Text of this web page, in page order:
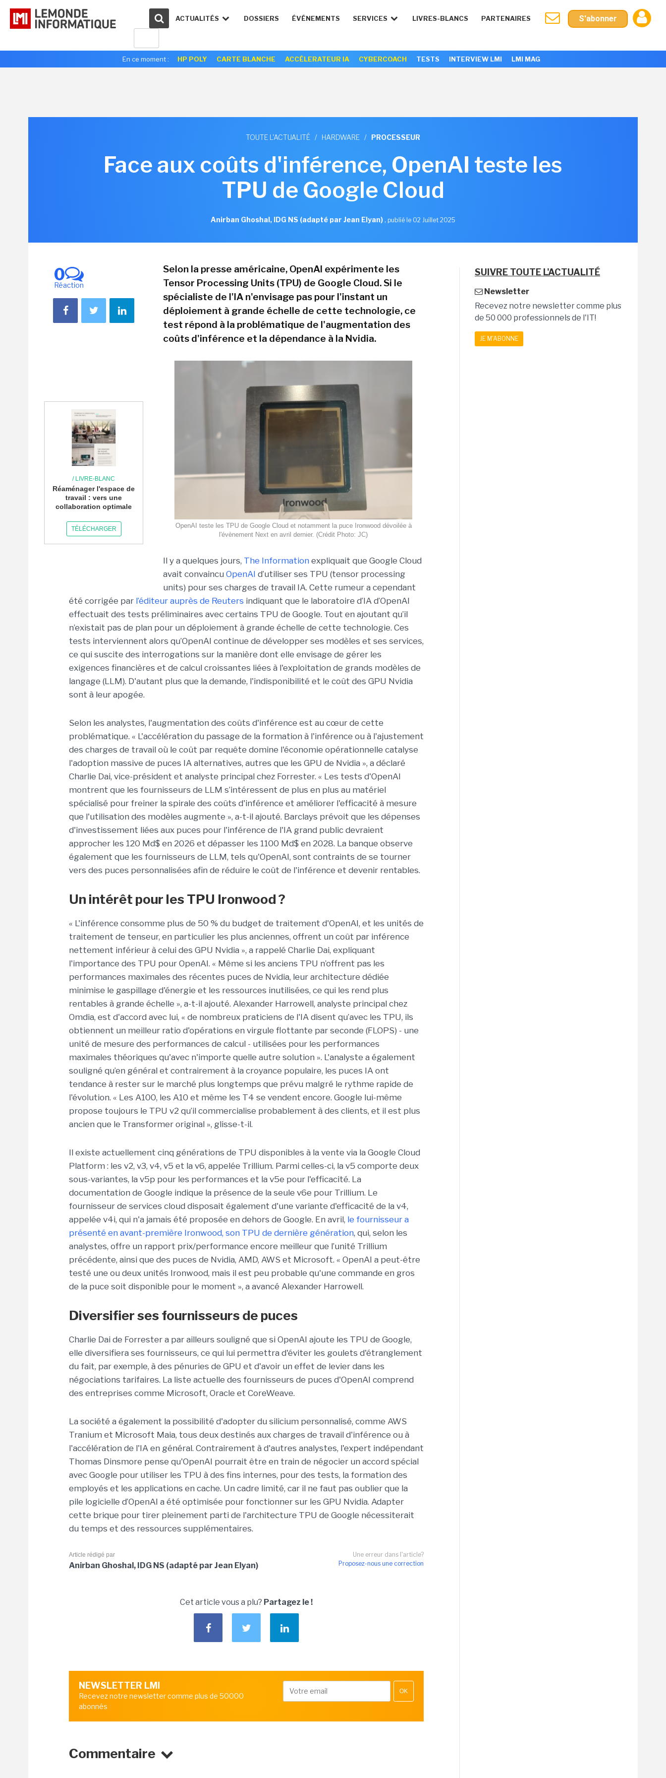
ACTUALITÉS DOSSIERS ÉVÉNEMENTS SERVICES LIVRES-BLANCS PARTENAIRES S'abonner
En ce moment : HP POLY CARTE BLANCHE ACCÉLERATEUR IA CYBERCOACH TESTS INTERVIEW LMI LMI MAG
TOUTE L'ACTUALITÉ / HARDWARE / PROCESSEUR
Face aux coûts d'inférence, OpenAI teste les
TPU de Google Cloud
Anirban Ghoshal, IDG NS (adapté par Jean Elyan), publié le 02 Juillet 2025
0
Réaction
/ LIVRE-BLANC
Réaménager l'espace de
travail : vers une
collaboration optimale
TÉLÉCHARGER
Selon la presse américaine, OpenAI expérimente les
Tensor Processing Units (TPU) de Google Cloud. Si le
spécialiste de l'IA n'envisage pas pour l'instant un
déploiement à grande échelle de cette technologie, ce
test répond à la problématique de l'augmentation des
coûts d'inférence et la dépendance à la Nvidia.
OpenAI teste les TPU de Google Cloud et notamment la puce Ironwood dévoilée à
l'évènement Next en avril dernier. (Crédit Photo: JC)
Il y a quelques jours, The Information expliquait que Google Cloud
avait convaincu OpenAI d’utiliser ses TPU (tensor processing
units) pour ses charges de travail IA. Cette rumeur a cependant
été corrigée par l’éditeur auprès de Reuters indiquant que le laboratoire d’IA d’OpenAI
effectuait des tests préliminaires avec certains TPU de Google. Tout en ajoutant qu’il
n’existait pas de plan pour un déploiement à grande échelle de cette technologie. Ces
tests interviennent alors qu’OpenAI continue de développer ses modèles et ses services,
ce qui suscite des interrogations sur la manière dont elle envisage de gérer les
exigences financières et de calcul croissantes liées à l'exploitation de grands modèles de
langage (LLM). D'autant plus que la demande, l'indisponibilité et le coût des GPU Nvidia
sont à leur apogée.
Selon les analystes, l'augmentation des coûts d'inférence est au cœur de cette
problématique. « L'accélération du passage de la formation à l'inférence ou à l'ajustement
des charges de travail où le coût par requête domine l'économie opérationnelle catalyse
l'adoption massive de puces IA alternatives, autres que les GPU de Nvidia », a déclaré
Charlie Dai, vice-président et analyste principal chez Forrester. « Les tests d'OpenAI
montrent que les fournisseurs de LLM s’intéressent de plus en plus au matériel
spécialisé pour freiner la spirale des coûts d'inférence et améliorer l'efficacité à mesure
que l'utilisation des modèles augmente », a-t-il ajouté. Barclays prévoit que les dépenses
d'investissement liées aux puces pour l'inférence de l'IA grand public devraient
approcher les 120 Md$ en 2026 et dépasser les 1100 Md$ en 2028. La banque observe
également que les fournisseurs de LLM, tels qu'OpenAI, sont contraints de se tourner
vers des puces personnalisées afin de réduire le coût de l'inférence et devenir rentables.
Un intérêt pour les TPU Ironwood ?
« L'inférence consomme plus de 50 % du budget de traitement d'OpenAI, et les unités de
traitement de tenseur, en particulier les plus anciennes, offrent un coût par inférence
nettement inférieur à celui des GPU Nvidia », a rappelé Charlie Dai, expliquant
l'importance des TPU pour OpenAI. « Même si les anciens TPU n’offrent pas les
performances maximales des récentes puces de Nvidia, leur architecture dédiée
minimise le gaspillage d'énergie et les ressources inutilisées, ce qui les rend plus
rentables à grande échelle », a-t-il ajouté. Alexander Harrowell, analyste principal chez
Omdia, est d'accord avec lui, « de nombreux praticiens de l'IA disent qu’avec les TPU, ils
obtiennent un meilleur ratio d'opérations en virgule flottante par seconde (FLOPS) - une
unité de mesure des performances de calcul - utilisées pour les performances
maximales théoriques qu'avec n'importe quelle autre solution ». L'analyste a également
souligné qu’en général et contrairement à la croyance populaire, les puces IA ont
tendance à rester sur le marché plus longtemps que prévu malgré le rythme rapide de
l'évolution. « Les A100, les A10 et même les T4 se vendent encore. Google lui-même
propose toujours le TPU v2 qu’il commercialise probablement à des clients, et il est plus
ancien que le Transformer original », glisse-t-il.
Il existe actuellement cinq générations de TPU disponibles à la vente via la Google Cloud
Platform : les v2, v3, v4, v5 et la v6, appelée Trillium. Parmi celles-ci, la v5 comporte deux
sous-variantes, la v5p pour les performances et la v5e pour l'efficacité. La
documentation de Google indique la présence de la seule v6e pour Trillium. Le
fournisseur de services cloud disposait également d'une variante d'efficacité de la v4,
appelée v4i, qui n'a jamais été proposée en dehors de Google. En avril, le fournisseur a
présenté en avant-première Ironwood, son TPU de dernière génération, qui, selon les
analystes, offre un rapport prix/performance encore meilleur que l’unité Trillium
précédente, ainsi que des puces de Nvidia, AMD, AWS et Microsoft. « OpenAI a peut-être
testé une ou deux unités Ironwood, mais il est peu probable qu'une commande en gros
de la puce soit disponible pour le moment », a avancé Alexander Harrowell.
Diversifier ses fournisseurs de puces
Charlie Dai de Forrester a par ailleurs souligné que si OpenAI ajoute les TPU de Google,
elle diversifiera ses fournisseurs, ce qui lui permettra d'éviter les goulets d'étranglement
du fait, par exemple, à des pénuries de GPU et d'avoir un effet de levier dans les
négociations tarifaires. La liste actuelle des fournisseurs de puces d'OpenAI comprend
des entreprises comme Microsoft, Oracle et CoreWeave.
La société a également la possibilité d'adopter du silicium personnalisé, comme AWS
Tranium et Microsoft Maia, tous deux destinés aux charges de travail d'inférence ou à
l'accélération de l'IA en général. Contrairement à d'autres analystes, l'expert indépendant
Thomas Dinsmore pense qu'OpenAI pourrait être en train de négocier un accord spécial
avec Google pour utiliser les TPU à des fins internes, pour des tests, la formation des
employés et les applications en cache. Un cadre limité, car il ne faut pas oublier que la
pile logicielle d’OpenAI a été optimisée pour fonctionner sur les GPU Nvidia. Adapter
cette brique pour tirer pleinement parti de l'architecture TPU de Google nécessiterait
du temps et des ressources supplémentaires.
Une erreur dans l'article?
Proposez-nous une correction
Article rédigé par
Anirban Ghoshal, IDG NS (adapté par Jean Elyan)
Cet article vous a plu? Partagez le !
NEWSLETTER LMI
Recevez notre newsletter comme plus de 50000
abonnés
OK
Commentaire
SUIVRE TOUTE L'ACTUALITÉ
Newsletter
Recevez notre newsletter comme plus
de 50 000 professionnels de l'IT!
JE M'ABONNE